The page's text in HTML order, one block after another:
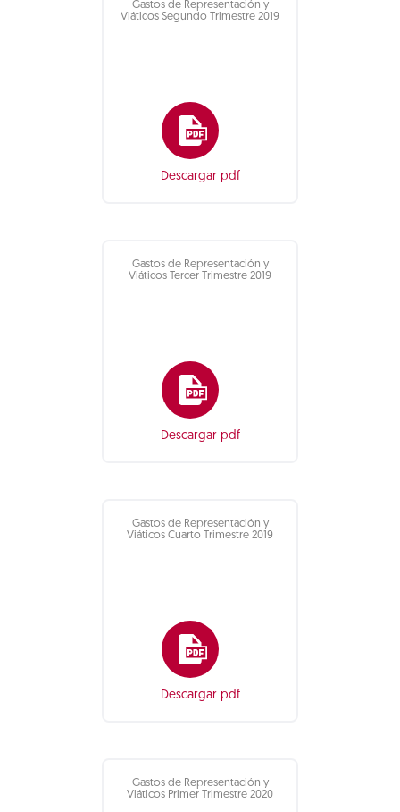
Gastos de Representación y
Viáticos Segundo Trimestre 2019
Descargar pdf
Gastos de Representación y
Viáticos Tercer Trimestre 2019
Descargar pdf
Gastos de Representación y
Viáticos Cuarto Trimestre 2019
Descargar pdf
Gastos de Representación y
Viáticos Primer Trimestre 2020